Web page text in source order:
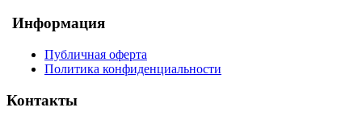
Информация
Публичная оферта
Политика конфиденциальности
Контакты